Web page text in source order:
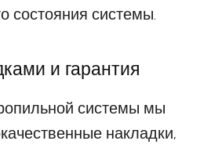
состояния системы.
и гарантия
системы мы
накладки,